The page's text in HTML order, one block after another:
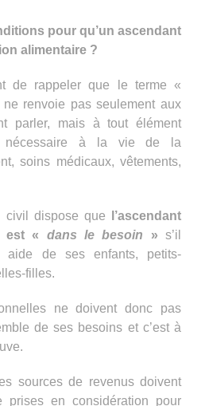
pour qu’un ascendant
alimentaire ?
de rappeler que le terme «
renvoie pas seulement aux
parler, mais à tout élément
nécessaire à la vie de la
soins médicaux, vêtements,
civil dispose que
l’ascendant
est « dans le besoin »s’il
aide de ses enfants, petits-
filles.
ne doivent donc pas
de ses besoins et c’est à
sources de revenus doivent
prises en considération pour